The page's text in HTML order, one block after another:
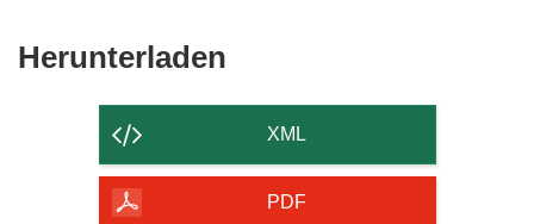
Herunterladen
der
Seite
herunterladen
XML
PDF